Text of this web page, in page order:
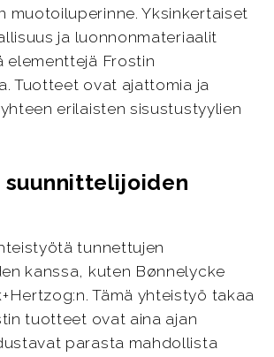
muotoiluperinne. Yksinkertaiset
ja luonnonmateriaalit
elementtejä Frostin
Tuotteet ovat ajattomia ja
erilaisten sisustustyylien
suunnittelijoiden
tunnettujen
kanssa, kuten Bønnelycke
Tämä yhteistyö takaa
tuotteet ovat aina ajan
parasta mahdollista